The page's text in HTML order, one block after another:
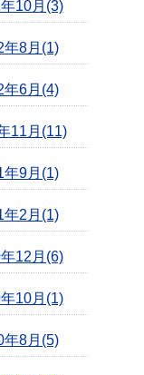
10月(3)
年8月(1)
年6月(4)
11月(11)
年9月(1)
年2月(1)
12月(6)
10月(1)
年8月(5)